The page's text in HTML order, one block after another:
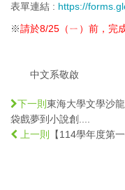
表單連結 : https://
※請於8/25（ㄧ）前，完
中文系敬啟
下一則 東海大學文學沙
袋戲夢到小說創....
上一則
【114學年度第